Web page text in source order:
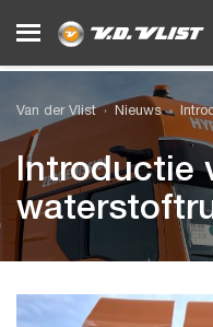
Van der Vlist Nieuws
Introductie